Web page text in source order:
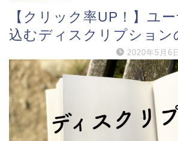
【クリック率UP！】ユ
込むディスクリプション
2020年5月6日